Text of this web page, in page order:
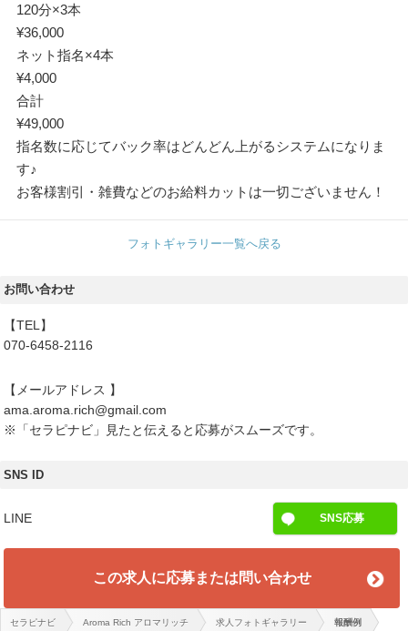
120分×3本
¥36,000
ネット指名×4本
¥4,000
合計
¥49,000
指名数に応じてバック率はどんどん上がるシステムになりま
す♪
お客様割引・雑費などのお給料カットは一切ございません！
フォトギャラリー一覧へ戻る
お問い合わせ
【TEL】
070-6458-2116
【メールアドレス 】
ama.aroma.rich@gmail.com
※「セラピナビ」見たと伝えると応募がスムーズです。
SNS ID
LINE SNS応募
この求人に応募または問い合わせ
セラピナビ Aroma Rich アロマリッチ 求人フォトギャラリー 報酬例